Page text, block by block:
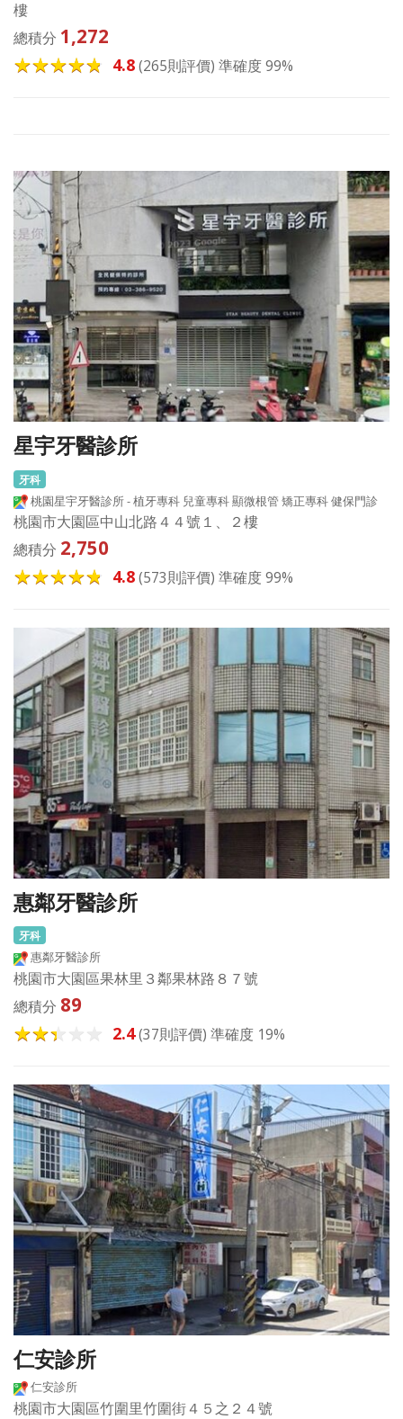
樓
總積分 1,272
4.8(265則評價) 準確度 99%
星宇牙醫診所
牙科
桃園星宇牙醫診所 - 植牙專科 兒童專科 顯微根管 矯正專科 健保門診
桃園市大園區中山北路４４號１、２樓
總積分 2,750
4.8(573則評價) 準確度 99%
惠鄰牙醫診所
牙科
惠鄰牙醫診所
桃園市大園區果林里３鄰果林路８７號
總積分 89
2.4(37則評價) 準確度 19%
仁安診所
仁安診所
桃園市大園區竹圍里竹圍街４５之２４號